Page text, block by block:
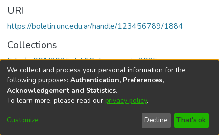
URI
https://boletin.unc.edu.ar/handle/123456789/1884
Collections
Edición 001/2025 del 26 de mayo de 2025
Universidad Nacional de Córdoba
We collect and process your personal information for the
following purposes: Authentication, Preferences,
Acknowledgement and Statistics.
To learn more, please read our privacy policy.
Customize Decline That's ok